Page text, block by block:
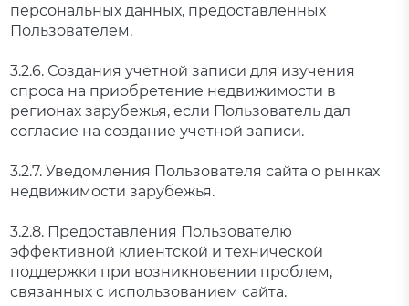
персональных данных, предоставленных
Пользователем.
3.2.6. Создания учетной записи для изучения
спроса на приобретение недвижимости в
регионах зарубежья, если Пользователь дал
согласие на создание учетной записи.
3.2.7. Уведомления Пользователя сайта о рынках
недвижимости зарубежья.
3.2.8. Предоставления Пользователю
эффективной клиентской и технической
поддержки при возникновении проблем,
связанных с использованием сайта.